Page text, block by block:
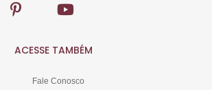
ACESSE TAMBÉM
Fale Conosco